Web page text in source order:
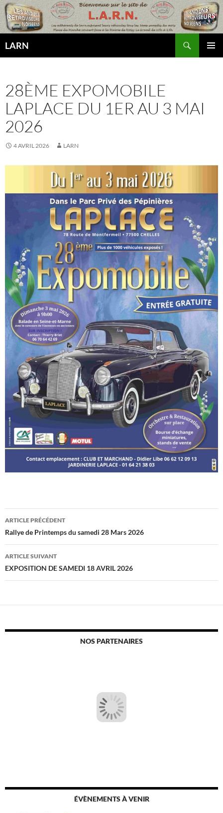
Aller
au
contenu
LARN
28ÈME EXPOMOBILE
LAPLACE DU 1ER AU 3 MAI
2026
4 AVRIL 2026 LARN
Navigation
des
articles
ARTICLE PRÉCÉDENT
Rallye de Printemps du samedi 28 Mars 2026
ARTICLE SUIVANT
EXPOSITION DE SAMEDI 18 AVRIL 2026
NOS PARTENAIRES
ÉVÈNEMENTS À VENIR